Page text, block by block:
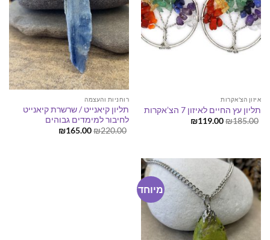
איזון הצ'אקרות
תליון עץ החיים לאיזון 7 הצ’אקרות
₪185.00
המחיר ₪119.00
המחיר
רוחניות והעצמה
תליון קיאנייט / שרשרת קיאנייט
לחיבור למימדים גבוהים
₪220.00
המחיר ₪165.00
המחיר
מיוחד